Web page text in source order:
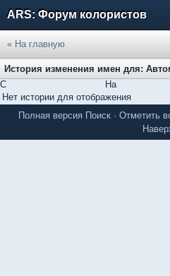
ARS: Форум колористов
« На главную
История изменения имен для:
С
На
Нет истории для отображения
Полная версия Поиск · Отметить